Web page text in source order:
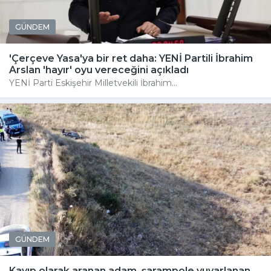
GÜNDEM
'Çerçeve Yasa'ya bir ret daha: YENİ Partili İbrahim
Arslan 'hayır' oyu vereceğini açıkladı
YENİ Parti Eskişehir Milletvekili İbrahim...
GÜNDEM